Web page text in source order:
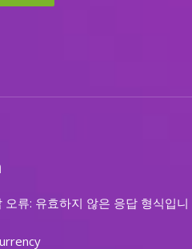
오류: 유효하지 않은 응답 형식입니